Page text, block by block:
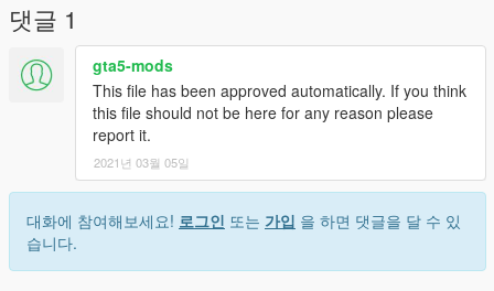
댓글 1
gta5-mods
This file has been approved automatically. If you think
this file should not be here for any reason please
report it.
2021년 03월 05일
대화에 참여해보세요! 로그인 또는 가입 을 하면 댓글을 달 수 있
습니다.